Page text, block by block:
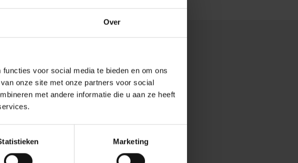
Over
voor social media te bieden en om ons
onze site met onze partners voor social
met andere informatie die u aan ze heeft
Marketing
van meer dan 300 kg;
afgesloten;